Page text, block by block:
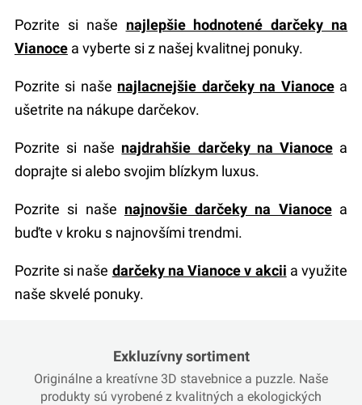
Pozrite si naše najlepšie hodnotené darčeky na
Vianocea vyberte si z našej kvalitnej ponuky.
Pozrite si naše najlacnejšie darčeky na Vianocea
ušetrite na nákupe darčekov.
Pozrite si naše najdrahšie darčeky na Vianocea
doprajte si alebo svojim blízkym luxus.
Pozrite si naše najnovšie darčeky na Vianocea
buďte v kroku s najnovšími trendmi.
Pozrite si naše darčeky na Vianoce v akcii a využite
naše skvelé ponuky.
Exkluzívny sortiment
Originálne a kreatívne 3D stavebnice a puzzle. Naše
produkty sú vyrobené z kvalitných a ekologických